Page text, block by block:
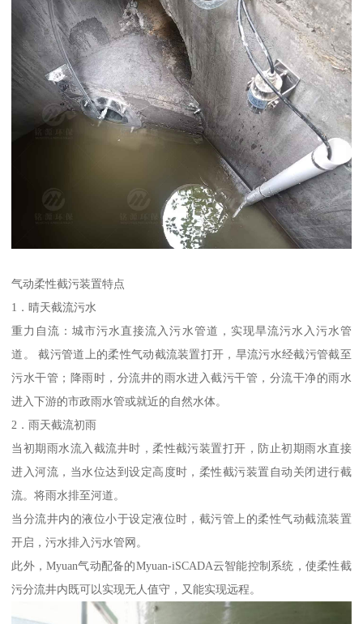
气动柔性截污装置特点
1．晴天截流污水
重力自流：城市污水直接流入污水管道，实现旱流污水入污水管
道。 截污管道上的柔性气动截流装置打开，旱流污水经截污管截至
污水干管；降雨时，分流井的雨水进入截污干管，分流干净的雨水
进入下游的市政雨水管或就近的自然水体。
2．雨天截流初雨
当初期雨水流入截流井时，柔性截污装置打开，防止初期雨水直接
进入河流，当水位达到设定高度时，柔性截污装置自动关闭进行截
流。将雨水排至河道。
当分流井内的液位小于设定液位时，截污管上的柔性气动截流装置
开启，污水排入污水管网。
此外，Myuan气动配备的Myuan-iSCADA云智能控制系统，使柔性截
污分流井内既可以实现无人值守，又能实现远程。